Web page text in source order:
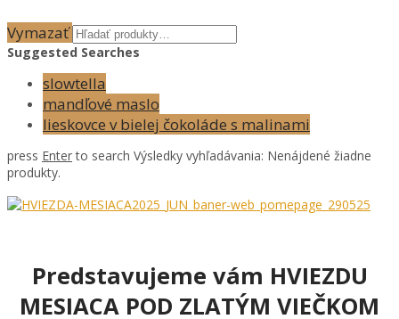
Vymazať
Suggested Searches
slowtella
mandľové maslo
lieskovce v bielej čokoláde s malinami
press Enterto search Výsledky vyhľadávania: Nenájdené žiadne
produkty.
Predstavujeme vám HVIEZDU
MESIACA POD ZLATÝM VIEČKOM